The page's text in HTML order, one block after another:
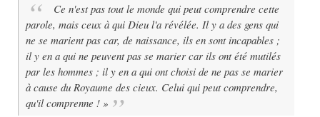
Ce n'est pas tout le monde qui peut comprendre cette
parole, mais ceux à qui Dieu l'a révélée. Il y a des gens qui
ne se marient pas car, de naissance, ils en sont incapables ;
il y en a qui ne peuvent pas se marier car ils ont été mutilés
par les hommes ; il y en a qui ont choisi de ne pas se marier
à cause du Royaume des cieux. Celui qui peut comprendre,
qu'il comprenne ! »